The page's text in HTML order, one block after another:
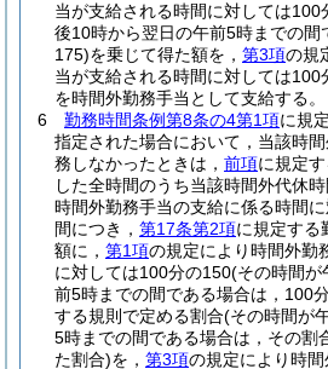
当が支給される時間に対しては100
後10時から翌日の午前5時までの
175)を乗じて得た額を， 第3項の規
当が支給される時間に対しては
を時間外勤務手当として支給する。
6
勤務時間条例第8条の4第1項に規
指定された場合において，当該時
務しなかったときは， 前項に規定
した全時間のうち当該時間外代休
時間外勤務手当の支給に係る時間
間につき， 第17条第2項に規定する
額に， 第1項の規定により時間外勤
に対しては100分の150(その時間が
前5時までの間である場合は，100
する規則で定める割合(その時間が
5時までの間である場合は，その割
た割合)を， 第3項の規定により時